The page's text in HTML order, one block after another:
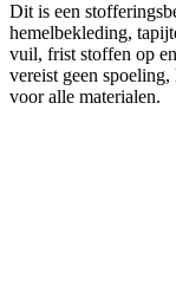
Dit is een
hemelbekleding,
vuil, frist stoffen op
vereist geen
voor alle materialen.